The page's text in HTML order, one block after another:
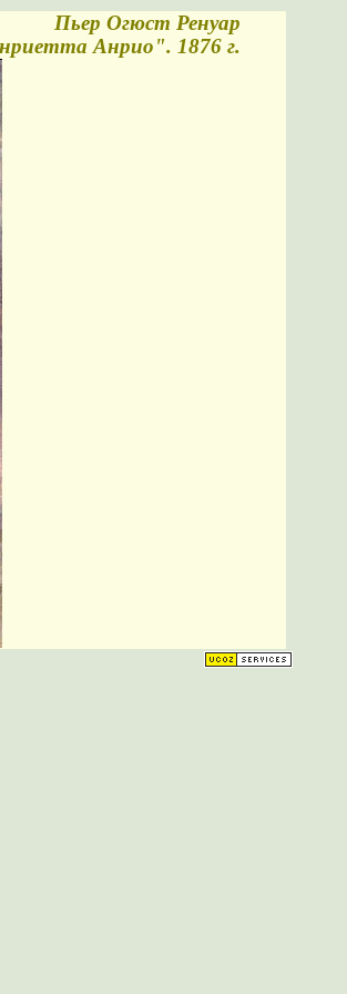
Пьер Огюст Ренуар
Анрио". 1876 г.